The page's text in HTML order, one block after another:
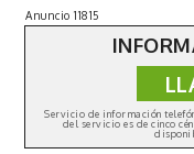
Copyright © 2019 |
Anuncio 11815
Servicio de información
del servicio es de cinco